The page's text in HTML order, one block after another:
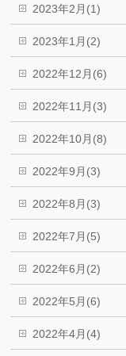
2023年2月(1)
2023年1月(2)
2022年12月(6)
2022年11月(3)
2022年10月(8)
2022年9月(3)
2022年8月(3)
2022年7月(5)
2022年6月(2)
2022年5月(6)
2022年4月(4)